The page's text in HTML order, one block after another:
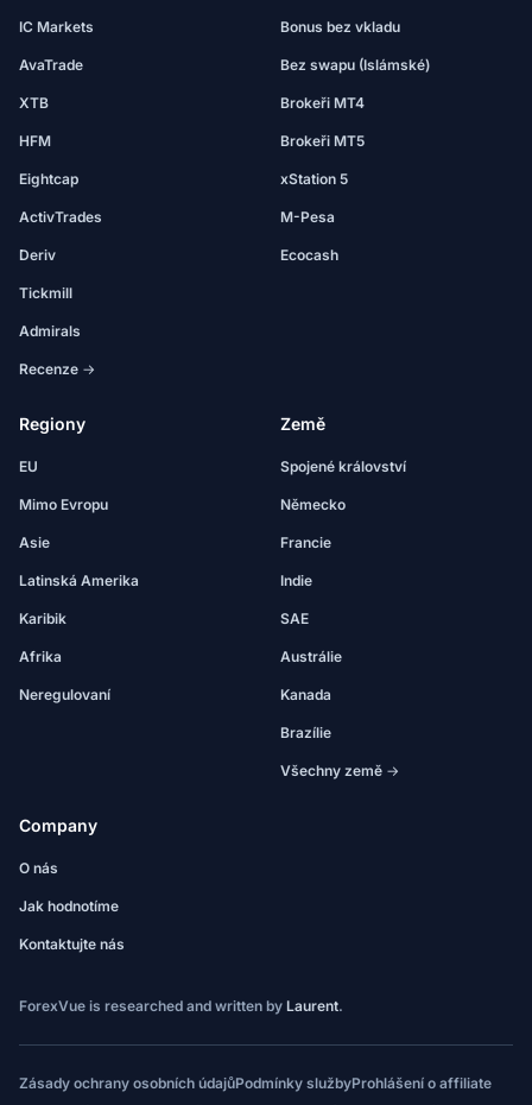
IC Markets
AvaTrade
XTB
HFM
Eightcap
ActivTrades
Deriv
Tickmill
Admirals
Recenze →
Bonus bez vkladu
Bez swapu (Islámské)
Brokeři MT4
Brokeři MT5
xStation 5
M-Pesa
Ecocash
Regiony
EU
Mimo Evropu
Asie
Latinská Amerika
Karibik
Afrika
Neregulovaní
Země
Spojené království
Německo
Francie
Indie
SAE
Austrálie
Kanada
Brazílie
Všechny země →
Company
O nás
Jak hodnotíme
Kontaktujte nás
ForexVue is researched and written by Laurent.
Zásady ochrany osobních údajůPodmínky službyProhlášení o affiliate